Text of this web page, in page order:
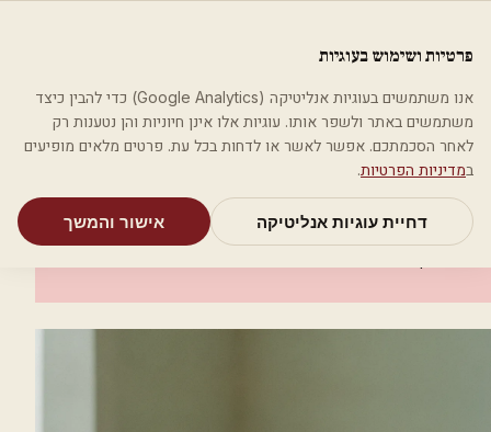
מאמריםקטגוריותחיפושאודות
בית קטגוריות אסתטיקה רפואית קומפרלי
אסתטיקה רפואית
קומפרלי
פרטיות ושימוש בעוגיות
אנו משתמשים בעוגיות אנליטיקה (Google Analytics) כדי להבין כיצד
משתמשים באתר ולשפר אותו. עוגיות אלו אינן חיוניות והן נטענות רק
לאחר הסכמתכם. אפשר לאשר או לדחות בכל עת. פרטים מלאים מופיעים
במדיניות הפרטיות.
דחיית עוגיות אנליטיקה אישור והמשך